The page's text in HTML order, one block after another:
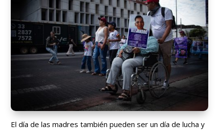
El día de las madres también pueden ser un día de lucha y